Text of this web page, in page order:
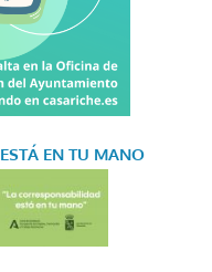
ESTÁ EN TU MANO